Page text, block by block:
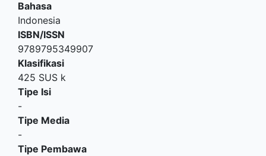
Bahasa
Indonesia
ISBN/ISSN
9789795349907
Klasifikasi
425 SUS k
Tipe Isi
-
Tipe Media
-
Tipe Pembawa